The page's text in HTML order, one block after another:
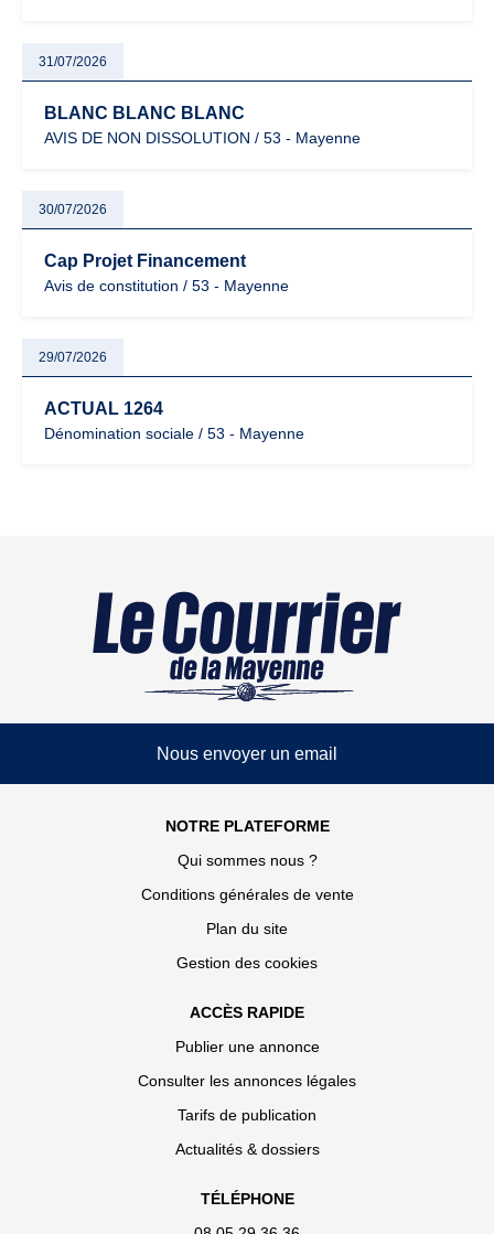
31/07/2026
BLANC BLANC BLANC
AVIS DE NON DISSOLUTION / 53 - Mayenne
30/07/2026
Cap Projet Financement
Avis de constitution / 53 - Mayenne
29/07/2026
ACTUAL 1264
Dénomination sociale / 53 - Mayenne
Nous envoyer un email
NOTRE PLATEFORME
Qui sommes nous ?
Conditions générales de vente
Plan du site
Gestion des cookies
ACCÈS RAPIDE
Publier une annonce
Consulter les annonces légales
Tarifs de publication
Actualités & dossiers
TÉLÉPHONE